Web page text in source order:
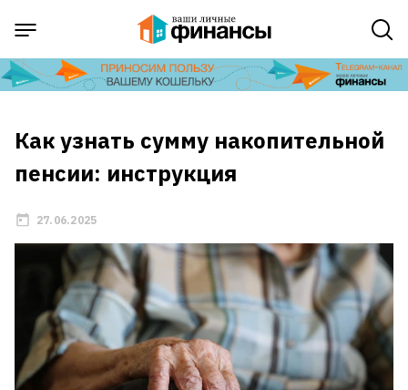
Как узнать сумму накопительной
пенсии: инструкция
27.06.2025